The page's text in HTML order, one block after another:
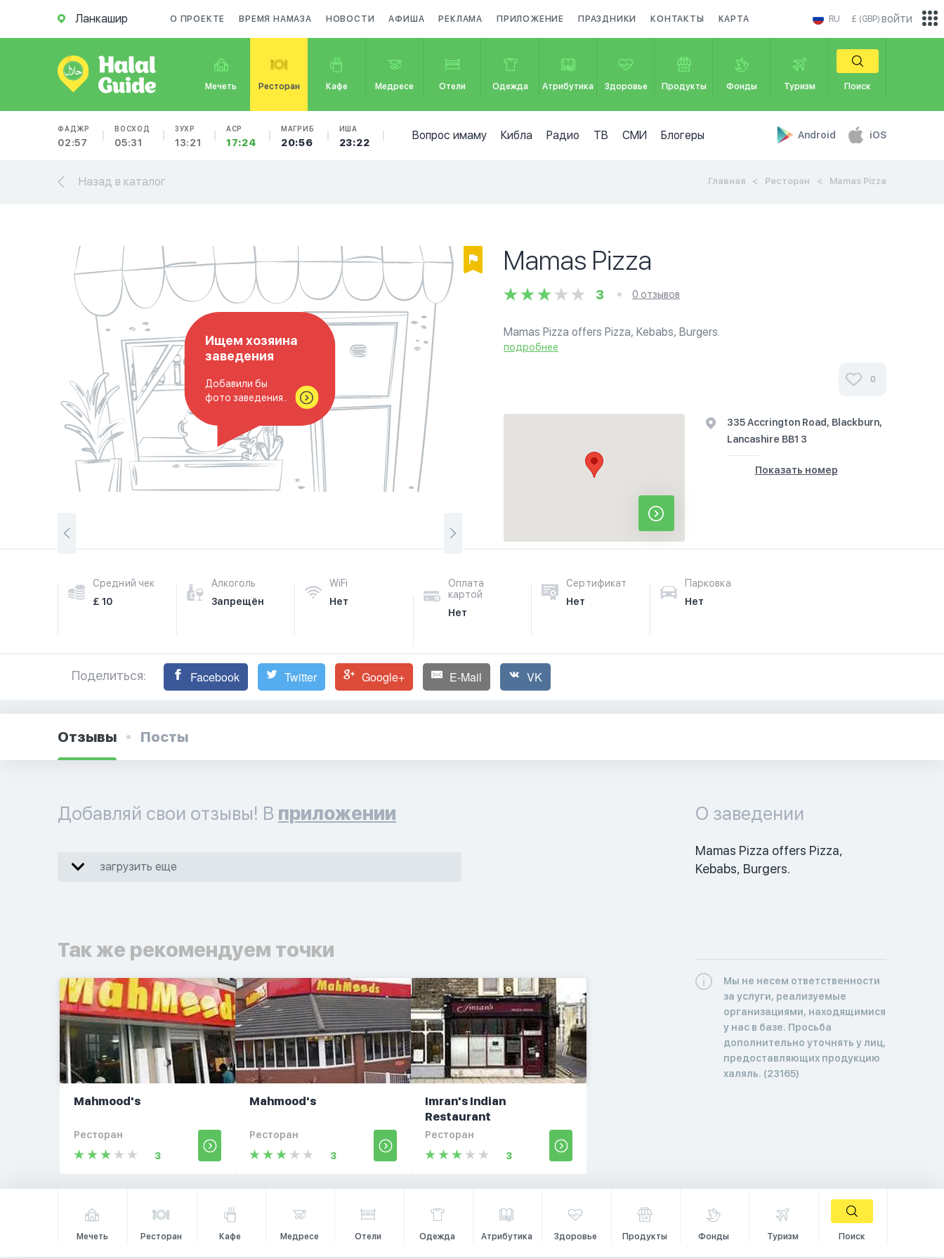
Ланкашир О ПРОЕКТЕ ВРЕМЯ НАМАЗА НОВОСТИ АФИША РЕКЛАМА ПРИЛОЖЕНИЕ ПРАЗДНИКИ КОНТАКТЫ КАРТА RU £ (GBP)
Мечеть Ресторан Кафе Медресе Отели Одежда Атрибутика Здоровье Продукты Фонды Туризм Поиск
ФАДЖР
02:57
ВОСХОД
05:31
ЗУХР
13:21
АСР
17:24
МАГРИБ
20:56
ИША
23:22
Вопрос имаму Кибла Радио ТВ СМИ Блогеры Android iOS
войти
Назад в каталог Главная Ресторан Mamas Pizza
Ищем хозяина
заведения
Добавили бы
фото заведения..
Mamas Pizza
3 0 отзывов
Mamas Pizza offers Pizza, Kebabs, Burgers.
подробнее
0
335 Accrington Road, Blackburn,
Lancashire BB1 3
Показать номер
Средний чек
£ 10
Алкоголь
Запрещён
WiFi
Нет
Оплата
картой
Нет
Сертификат
Нет
Парковка
Нет
Поделиться: Facebook Twitter Google+ E-Mail VK
Отзывы Посты
Добавляй свои отзывы! В приложении
загрузить еще
Так же рекомендуем точки
Mahmood's
Ресторан
3
Mahmood's
Ресторан
3
Imran's Indian
Restaurant
Ресторан
3
О заведении
Mamas Pizza offers Pizza,
Kebabs, Burgers.
Мы не несем ответственности
за услуги, реализуемые
организациями, находящимися
у нас в базе. Просьба
дополнительно уточнять у лиц,
предоставляющих продукцию
халяль. (23165)
Мечеть Ресторан Кафе Медресе Отели Одежда Атрибутика Здоровье Продукты Фонды Туризм Поиск